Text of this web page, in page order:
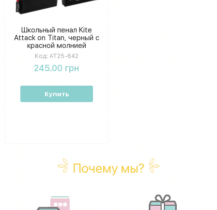
Школьный пенал Kite
Attack on Titan, черный с
красной молнией
Код: AT25-642
245.00 грн
Купить
Почему мы?